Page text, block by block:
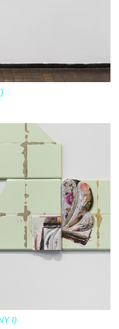
I)